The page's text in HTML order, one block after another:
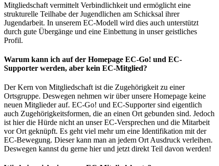
Mitgliedschaft vermittelt Verbindlichkeit und ermöglicht eine
strukturelle Teilhabe der Jugendlichen am Schicksal ihrer
Jugendarbeit. In unserem EC-Modell wird dies auch unterstützt
durch gute Übergänge und eine Einbettung in unser geistliches
Profil.
Warum kann ich auf der Homepage EC-Go! und EC-
Supporter werden, aber kein EC-Mitglied?
Der Kern von Mitgliedschaft ist die Zugehörigkeit zu einer
Ortsgruppe. Deswegen nehmen wir über unsere Homepage keine
neuen Mitglieder auf. EC-Go! und EC-Supporter sind eigentlich
auch Zugehörigkeitsformen, die an einen Ort gebunden sind. Jedoch
ist hier die Hürde nicht an unser EC-Versprechen und die Mitarbeit
vor Ort geknüpft. Es geht viel mehr um eine Identifikation mit der
EC-Bewegung. Dieser kann man an jedem Ort Ausdruck verleihen.
Deswegen kannst du gerne hier und jetzt direkt Teil davon werden!